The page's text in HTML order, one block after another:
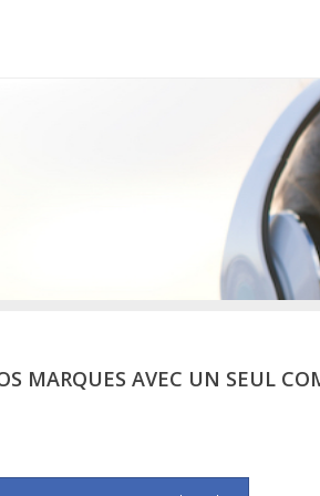
MARQUES AVEC UN SEUL